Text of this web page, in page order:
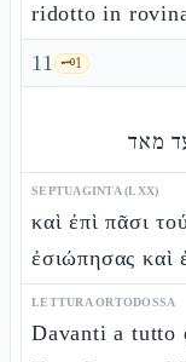
ridotto in
11 🗝️1
מאד
SEPTUAGINTA (LXX)
καὶ ἐπὶ πᾶσι
ἐσιώπησας καὶ
LETTURA ORTODOSSA
Davanti a tutto